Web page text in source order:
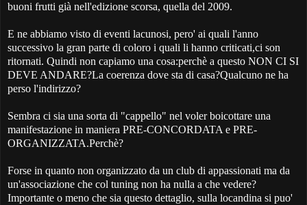
buoni frutti già nell'edizione scorsa, quella del 2009.
E ne abbiamo visto di eventi lacunosi, pero' ai quali l'anno
successivo la gran parte di coloro i quali li hanno criticati,ci son
ritornati. Quindi non capiamo una cosa:perchè a questo NON CI SI
DEVE ANDARE?La coerenza dove sta di casa?Qualcuno ne ha
perso l'indirizzo?
Sembra ci sia una sorta di "cappello" nel voler boicottare una
manifestazione in maniera PRE-CONCORDATA e PRE-
ORGANIZZATA.Perchè?
Forse in quanto non organizzato da un club di appassionati ma da
un'associazione che col tuning non ha nulla a che vedere?
Importante o meno che sia questo dettaglio, sulla locandina si puo'